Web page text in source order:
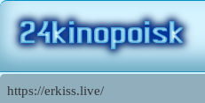
https://erkiss.live/